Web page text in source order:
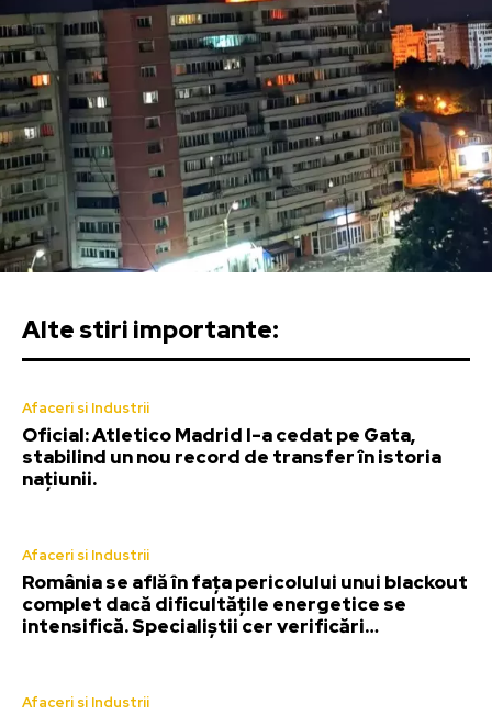
Alte stiri importante:
Afaceri si Industrii
Oficial: Atletico Madrid l-a cedat pe Gata,
stabilind un nou record de transfer în istoria
națiunii.
Afaceri si Industrii
România se află în fața pericolului unui blackout
complet dacă dificultățile energetice se
intensifică. Specialiștii cer verificări…
Afaceri si Industrii